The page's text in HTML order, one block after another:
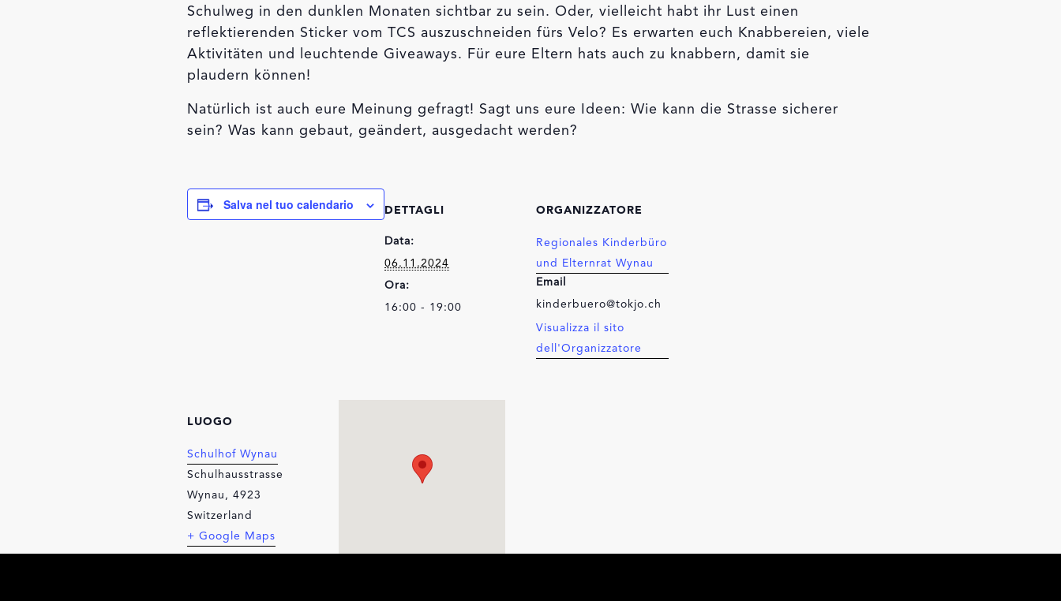
Schulweg in den dunklen Monaten sichtbar zu sein. Oder, vielleicht habt ihr Lust einen
reflektierenden Sticker vom TCS auszuschneiden fürs Velo? Es erwarten euch Knabbereien, viele
Aktivitäten und leuchtende Giveaways. Für eure Eltern hats auch zu knabbern, damit sie
plaudern können!
Natürlich ist auch eure Meinung gefragt! Sagt uns eure Ideen: Wie kann die Strasse sicherer
sein? Was kann gebaut, geändert, ausgedacht werden?
Salva nel tuo calendario DETTAGLI
Data:
06.11.2024
Ora:
16:00 - 19:00
ORGANIZZATORE
Regionales Kinderbüro
und Elternrat Wynau
Email
kinderbuero@tokjo.ch
Visualizza il sito
dell'Organizzatore
LUOGO
Schulhof Wynau
Schulhausstrasse
Wynau, 4923
Switzerland
+ Google Maps